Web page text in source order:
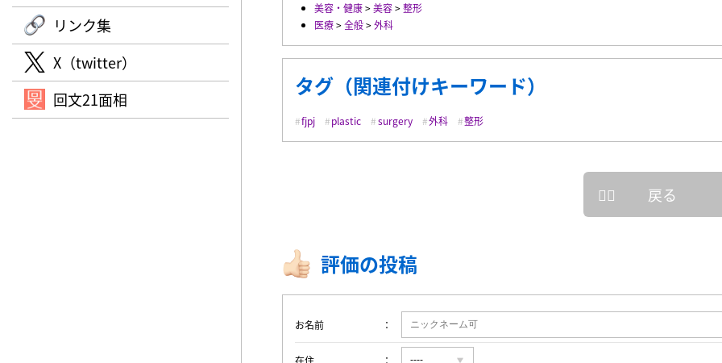
リンク集
X（twitter）
回文21面相
美容・健康>美容>整形
医療>全般>外科
タグ（関連付けキーワード）
fjpj plastic surgery 外科 整形
戻る
評価の投稿
お名前
在住